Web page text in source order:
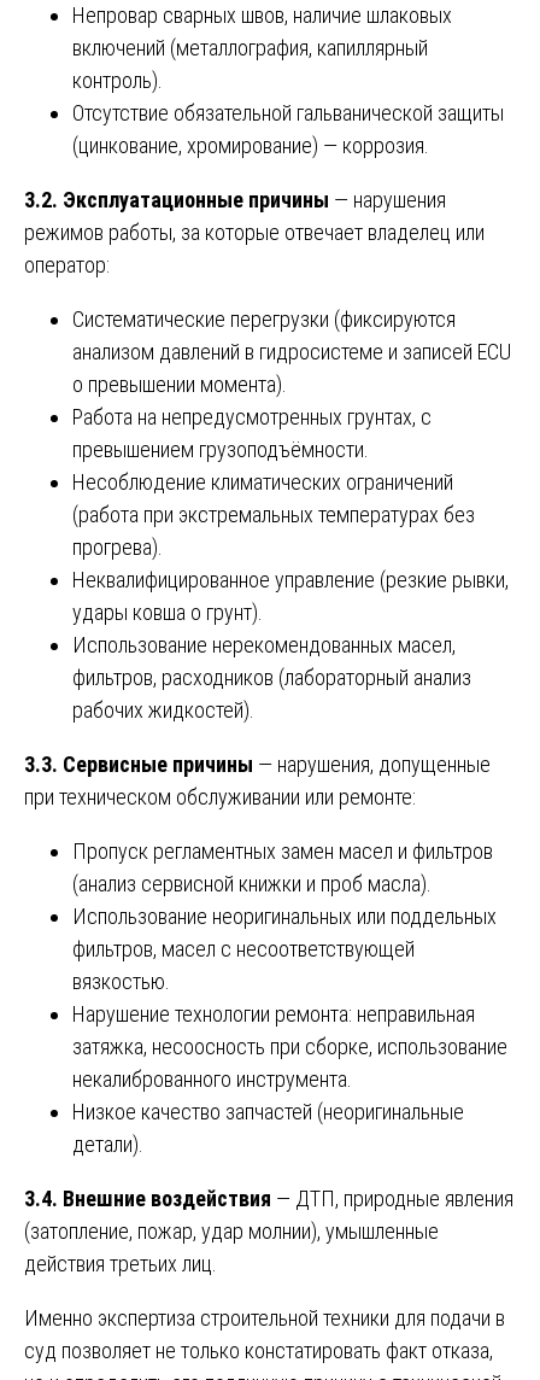
Непровар сварных швов, наличие шлаковых
включений (металлография, капиллярный
контроль).
Отсутствие обязательной гальванической защиты
(цинкование, хромирование) — коррозия.
3.2. Эксплуатационные причины — нарушения
режимов работы, за которые отвечает владелец или
оператор:
Систематические перегрузки (фиксируются
анализом давлений в гидросистеме и записей ECU
о превышении момента).
Работа на непредусмотренных грунтах, с
превышением грузоподъёмности.
Несоблюдение климатических ограничений
(работа при экстремальных температурах без
прогрева).
Неквалифицированное управление (резкие рывки,
удары ковша о грунт).
Использование нерекомендованных масел,
фильтров, расходников (лабораторный анализ
рабочих жидкостей).
3.3. Сервисные причины — нарушения, допущенные
при техническом обслуживании или ремонте:
Пропуск регламентных замен масел и фильтров
(анализ сервисной книжки и проб масла).
Использование неоригинальных или поддельных
фильтров, масел с несоответствующей
вязкостью.
Нарушение технологии ремонта: неправильная
затяжка, несоосность при сборке, использование
некалиброванного инструмента.
Низкое качество запчастей (неоригинальные
детали).
3.4. Внешние воздействия — ДТП, природные явления
(затопление, пожар, удар молнии), умышленные
действия третьих лиц.
Именно экспертиза строительной техники для подачи в
суд позволяет не только констатировать факт отказа,